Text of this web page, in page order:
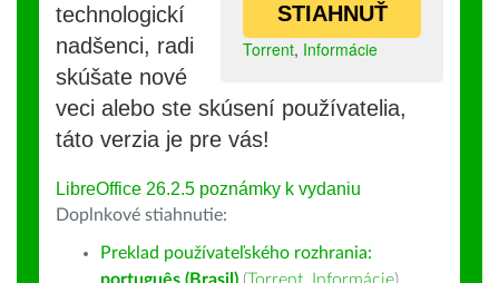
STIAHNUŤ
Torrent, Informácie
technologickí
nadšenci, radi
skúšate nové
veci alebo ste skúsení používatelia,
táto verzia je pre vás!
LibreOffice 26.2.5 poznámky k vydaniu
Doplnkové stiahnutie:
Preklad používateľského rozhrania: